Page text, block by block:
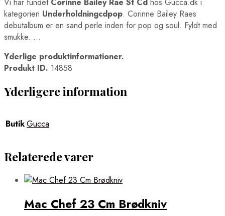
kategorien Underholdningcdpop. Corinne Bailey Raes
debutalbum er en sand perle inden for pop og soul. Fyldt med
smukke. …
Yderlige produktinformationer.
Produkt ID. 14858
Yderligere information
ButikGucca
Relaterede varer
Mac Chef 23 Cm Brødkniv